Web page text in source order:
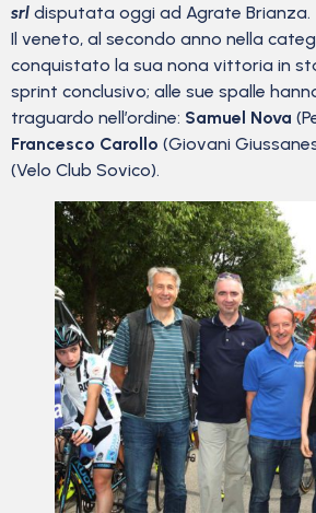
srl disputata oggi ad Agrate Brianza.
Il veneto, al secondo anno nella
conquistato la sua nona vittoria in
sprint conclusivo; alle sue spalle
traguardo nell’ordine: Samuel Nova
Francesco Carollo (Giovani
(Velo Club Sovico).